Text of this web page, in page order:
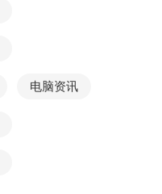
电脑资讯